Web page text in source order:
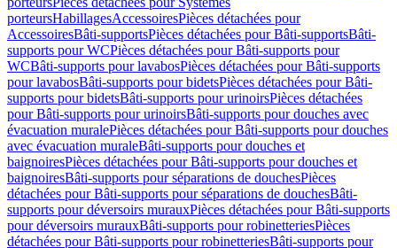
porteursHabillagesAccessoiresPièces détachées pour
AccessoiresBâti-supportsPièces détachées pour Bâti-supportsBâti-
supports pour WCPièces détachées pour Bâti-supports pour
WCBâti-supports pour lavabosPièces détachées pour Bâti-supports
pour lavabosBâti-supports pour bidetsPièces détachées pour Bâti-
supports pour bidetsBâti-supports pour urinoirsPièces détachées
pour Bâti-supports pour urinoirsBâti-supports pour douches avec
évacuation muralePièces détachées pour Bâti-supports pour douches
avec évacuation muraleBâti-supports pour douches et
baignoiresPièces détachées pour Bâti-supports pour douches et
baignoiresBâti-supports pour séparations de douchesPièces
détachées pour Bâti-supports pour séparations de douchesBâti-
supports pour déversoirs murauxPièces détachées pour Bâti-supports
pour déversoirs murauxBâti-supports pour robinetteriesPièces
détachées pour Bâti-supports pour robinetteriesBâti-supports pour